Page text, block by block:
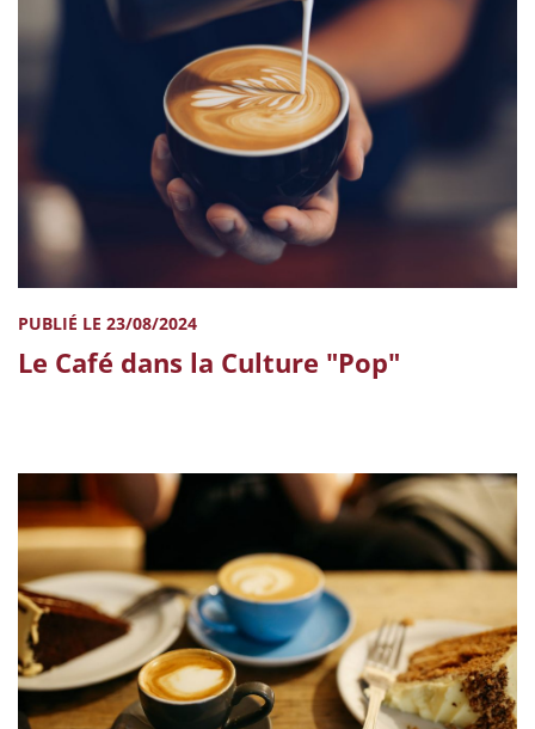
PUBLIÉ LE 23/08/2024
Le Café dans la Culture "Pop"